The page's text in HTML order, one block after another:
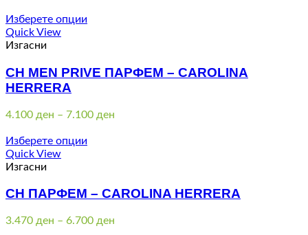
Изберете опции
Quick View
Изгасни
CH MEN PRIVE ПАРФЕМ – CAROLINA
HERRERA
4.100 ден – 7.100 ден
Изберете опции
Quick View
Изгасни
CH ПАРФЕМ – CAROLINA HERRERA
3.470 ден – 6.700 ден